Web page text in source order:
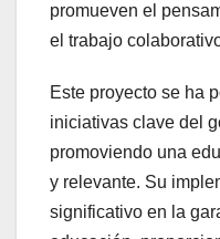
promueven el
el trabajo
Este proyecto se ha
iniciativas clave del
promoviendo una
y relevante. Su
significativo en la